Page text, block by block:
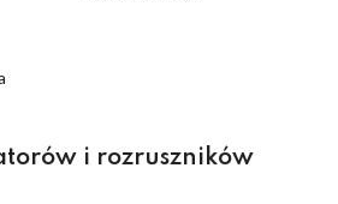
i rozruszników